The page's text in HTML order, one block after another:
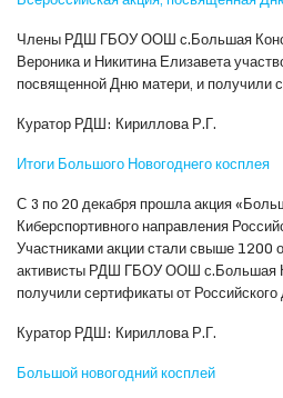
Члены РДШ ГБОУ ООШ с.Большая
Вероника и Никитина Елизавета
посвященной Дню матери, и получили
Куратор РДШ: Кириллова Р.Г.
Итоги Большого Новогоднего косплея
С 3 по 20 декабря прошла акция
Киберспортивного направления
Участниками акции стали свыше
активисты РДШ ГБОУ ООШ с.Большая
получили сертификаты от
Куратор РДШ: Кириллова Р.Г.
Большой новогодний косплей